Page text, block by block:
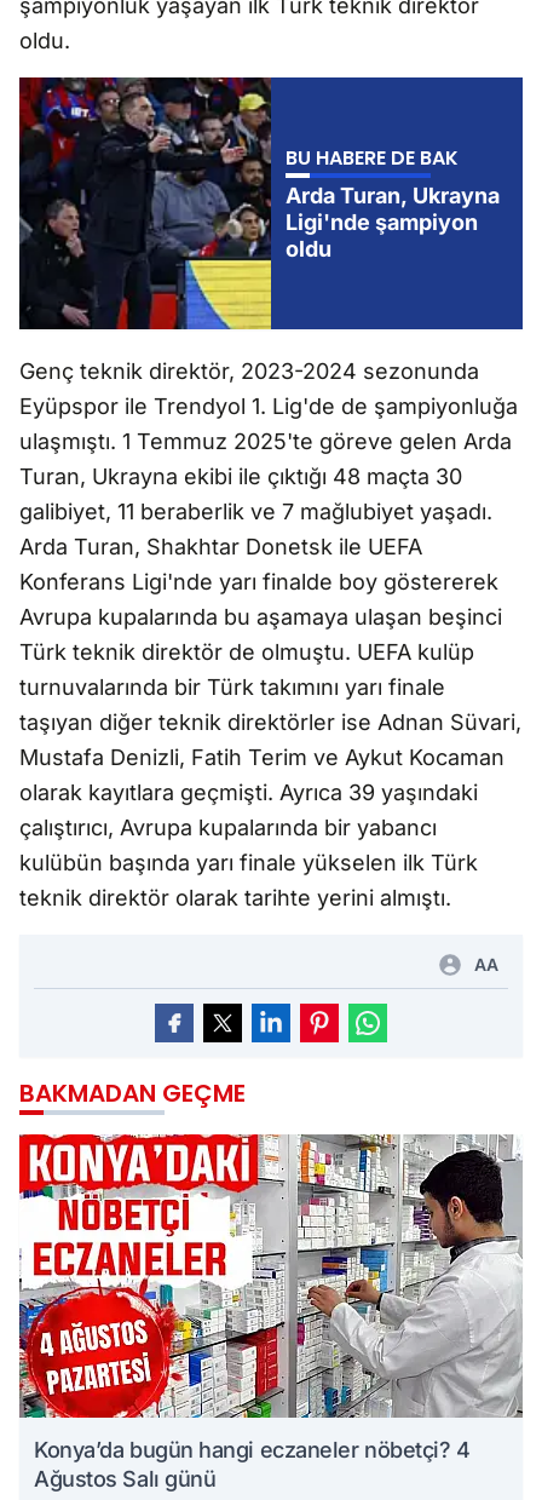
şampiyonluk yaşayan ilk Türk teknik direktör
oldu.
BU HABERE DE BAK
Arda Turan, Ukrayna
Ligi'nde şampiyon
oldu
Genç teknik direktör, 2023-2024 sezonunda
Eyüpspor ile Trendyol 1. Lig'de de şampiyonluğa
ulaşmıştı. 1 Temmuz 2025'te göreve gelen Arda
Turan, Ukrayna ekibi ile çıktığı 48 maçta 30
galibiyet, 11 beraberlik ve 7 mağlubiyet yaşadı.
Arda Turan, Shakhtar Donetsk ile UEFA
Konferans Ligi'nde yarı finalde boy göstererek
Avrupa kupalarında bu aşamaya ulaşan beşinci
Türk teknik direktör de olmuştu. UEFA kulüp
turnuvalarında bir Türk takımını yarı finale
taşıyan diğer teknik direktörler ise Adnan Süvari,
Mustafa Denizli, Fatih Terim ve Aykut Kocaman
olarak kayıtlara geçmişti. Ayrıca 39 yaşındaki
çalıştırıcı, Avrupa kupalarında bir yabancı
kulübün başında yarı finale yükselen ilk Türk
teknik direktör olarak tarihte yerini almıştı.
AA
BAKMADAN GEÇME
Konya’da bugün hangi eczaneler nöbetçi? 4
Ağustos Salı günü